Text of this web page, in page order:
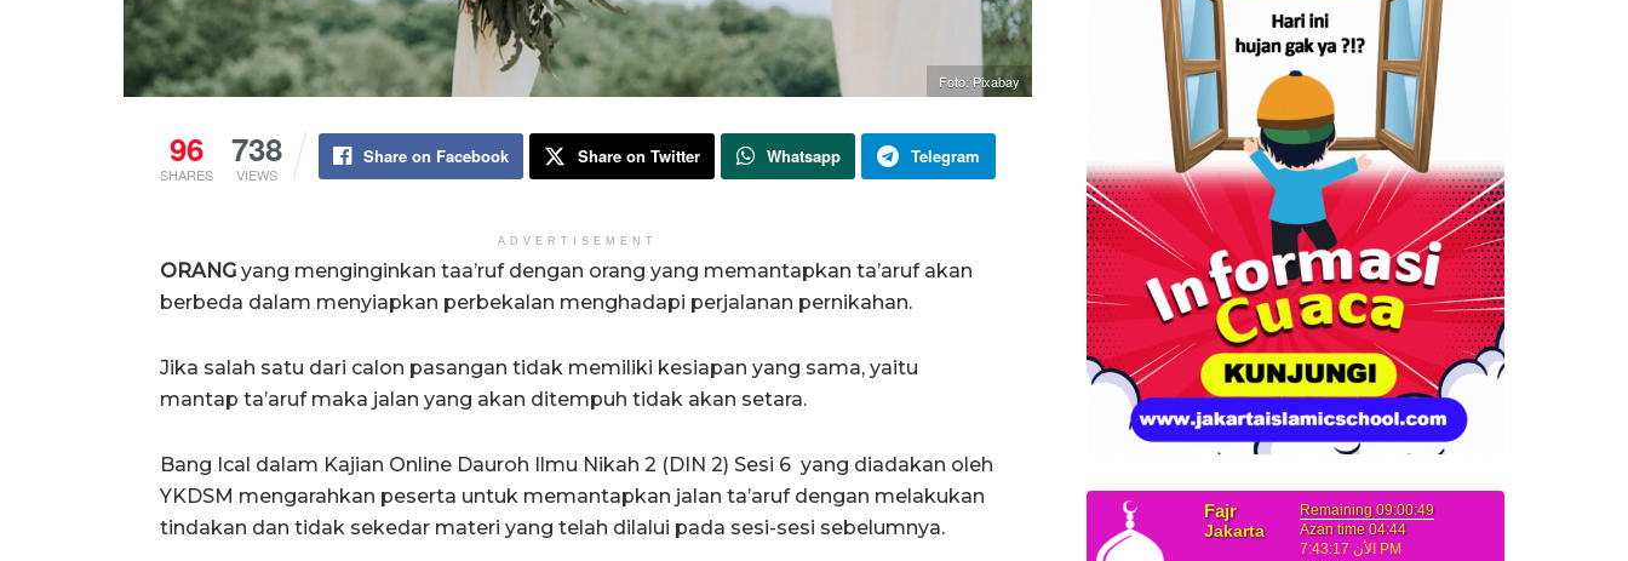
Foto: Pixabay
96
SHARES
738
VIEWS
Share on Facebook Share on Twitter Whatsapp Telegram
ADVERTISEMENT
ORANG yang menginginkan taa’ruf dengan orang yang memantapkan ta’aruf akan
berbeda dalam menyiapkan perbekalan menghadapi perjalanan pernikahan.
Jika salah satu dari calon pasangan tidak memiliki kesiapan yang sama, yaitu
mantap ta’aruf maka jalan yang akan ditempuh tidak akan setara.
Bang Ical dalam Kajian Online Dauroh Ilmu Nikah 2 (DIN 2) Sesi 6 yang diadakan oleh
YKDSM mengarahkan peserta untuk memantapkan jalan ta’aruf dengan melakukan
tindakan dan tidak sekedar materi yang telah dilalui pada sesi-sesi sebelumnya.